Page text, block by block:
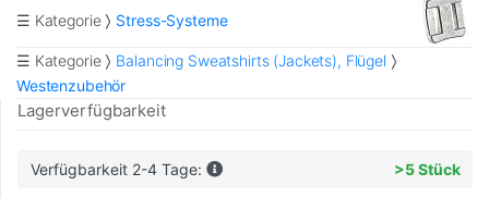
☰ Kategorie Stress-Systeme
☰ Kategorie
Balancing Sweatshirts (Jackets), Flügel
Westenzubehör
Lagerverfügbarkeit
Verfügbarkeit 2-4 Tage: >5 Stück